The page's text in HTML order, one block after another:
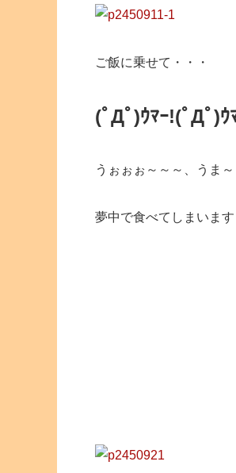
ご飯に乗せて・・・
(ﾟДﾟ)ｳﾏｰ!(ﾟДﾟ)ｳ
うぉぉぉ～～～、うま～
夢中で食べてしまいます